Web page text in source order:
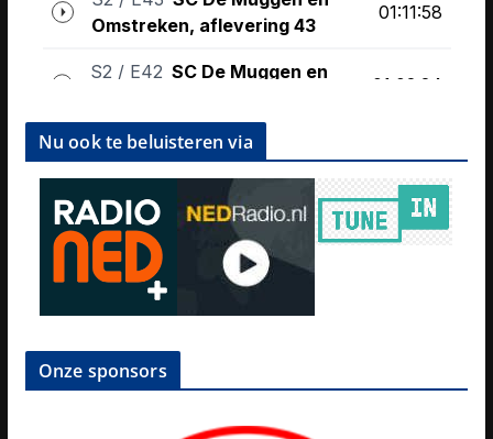
Nu ook te beluisteren via
Onze sponsors